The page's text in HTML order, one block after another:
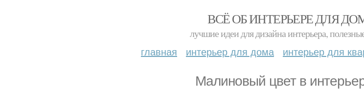
ВСЁ ОБ ИНТЕРЬЕРЕ ДЛЯ
лучшие идеи для дизайна интерьера,
главная интерьер для дома интерьер для
Малиновый цвет в